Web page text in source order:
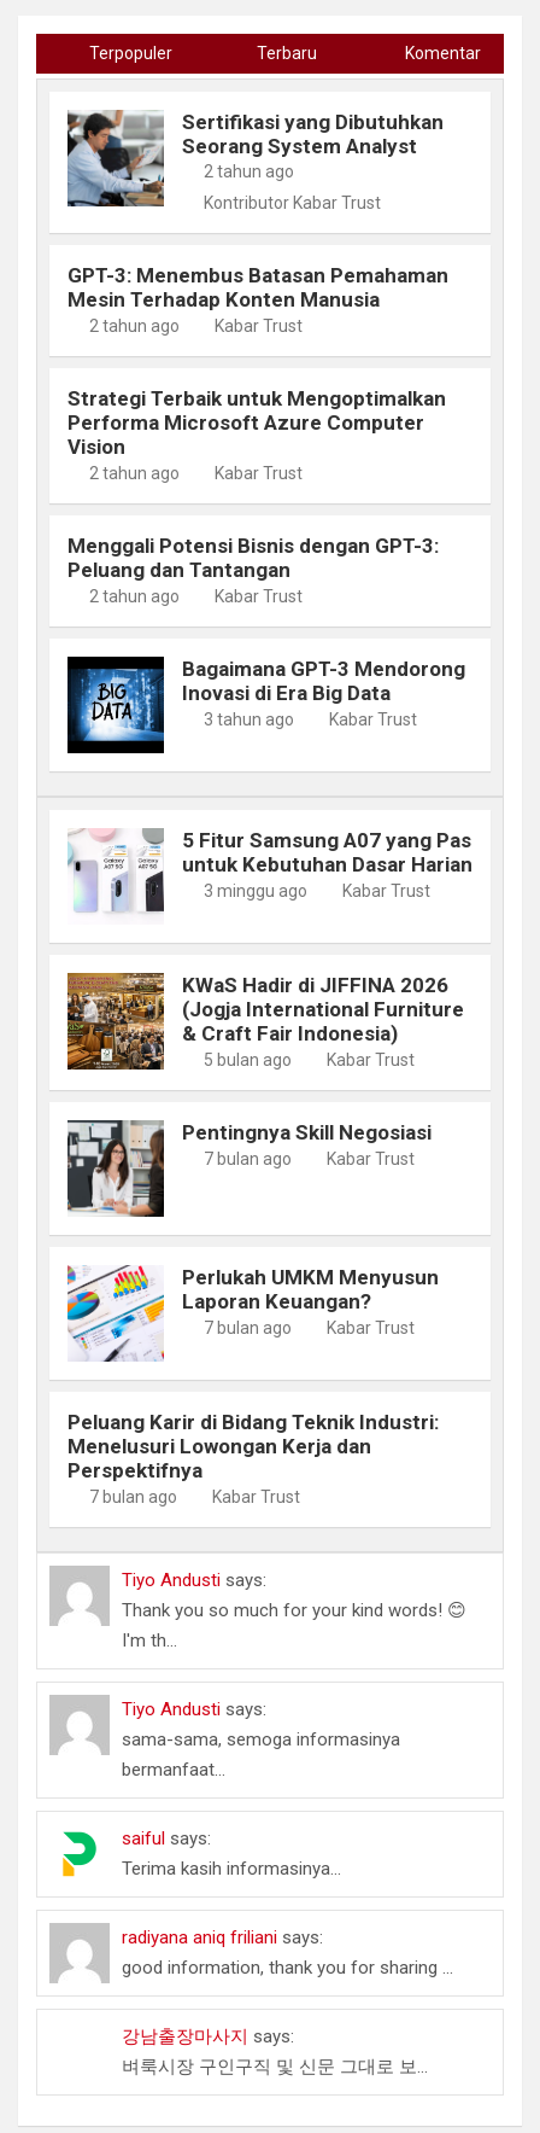
Terpopuler Terbaru Komentar
Sertifikasi yang Dibutuhkan
Seorang System Analyst
2 tahun ago
Kontributor Kabar Trust
GPT-3: Menembus Batasan Pemahaman
Mesin Terhadap Konten Manusia
2 tahun ago Kabar Trust
Strategi Terbaik untuk Mengoptimalkan
Performa Microsoft Azure Computer
Vision
2 tahun ago Kabar Trust
Menggali Potensi Bisnis dengan GPT-3:
Peluang dan Tantangan
2 tahun ago Kabar Trust
Bagaimana GPT-3 Mendorong
Inovasi di Era Big Data
3 tahun ago Kabar Trust
5 Fitur Samsung A07 yang Pas
untuk Kebutuhan Dasar Harian
3 minggu ago Kabar Trust
KWaS Hadir di JIFFINA 2026
(Jogja International Furniture
& Craft Fair Indonesia)
5 bulan ago Kabar Trust
Pentingnya Skill Negosiasi
7 bulan ago Kabar Trust
Perlukah UMKM Menyusun
Laporan Keuangan?
7 bulan ago Kabar Trust
Peluang Karir di Bidang Teknik Industri:
Menelusuri Lowongan Kerja dan
Perspektifnya
7 bulan ago Kabar Trust
Tiyo Andusti says:
Thank you so much for your kind words! 😊
I'm th...
Tiyo Andusti says:
sama-sama, semoga informasinya
bermanfaat...
saiful says:
Terima kasih informasinya...
radiyana aniq friliani says:
good information, thank you for sharing ...
강남출장마사지 says:
벼룩시장 구인구직 및 신문 그대로 보...